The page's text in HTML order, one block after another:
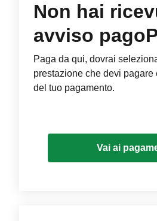
Non hai
avviso
Paga da qui, dovrai
prestazione che devi pagare
del tuo pagamento.
Vai ai